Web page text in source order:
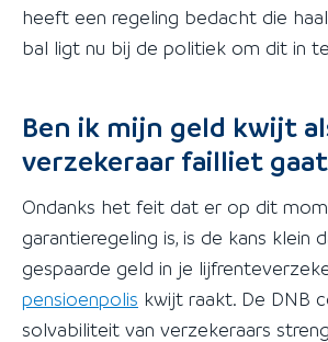
heeft een regeling bedacht die
bal ligt nu bij de politiek om dit in
Ben ik mijn geld kwijt
verzekeraar failliet
Ondanks het feit dat er op dit
garantieregeling is, is de kans klein
gespaarde geld in je
pensioenpolis kwijt raakt. De DNB
solvabiliteit van verzekeraars